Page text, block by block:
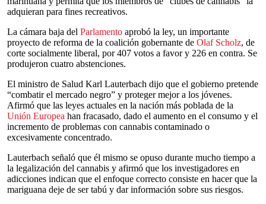
adquieran para fines recreativos.
La cámara baja del Parlamento aprobó la ley, un importante
proyecto de reforma de la coalición gobernante de Olaf Scholz, de
corte socialmente liberal, por 407 votos a favor y 226 en contra. Se
produjeron cuatro abstenciones.
El ministro de Salud Karl Lauterbach dijo que el gobierno pretende
“combatir el mercado negro” y proteger mejor a los jóvenes.
Afirmó que las leyes actuales en la nación más poblada de la
Unión Europea han fracasado, dado el aumento en el consumo y el
incremento de problemas con cannabis contaminado o
excesivamente concentrado.
Lauterbach señaló que él mismo se opuso durante mucho tiempo a
la legalización del cannabis y afirmó que los investigadores en
adicciones indican que el enfoque correcto consiste en hacer que la
mariguana deje de ser tabú y dar información sobre sus riesgos.